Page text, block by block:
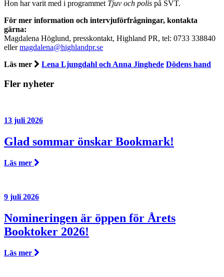
Hon har varit med i programmet Tjuv och polis på SVT.
För mer information och intervjuförfrågningar, kontakta
gärna:
Magdalena Höglund, presskontakt, Highland PR, tel: 0733 338840
ellermagdalena@highlandpr.se
Läs mer
Lena Ljungdahl och Anna Jinghede Dödens hand
Fler nyheter
13 juli 2026
Glad sommar önskar Bookmark!
Läs mer
9 juli 2026
Nomineringen är öppen för Årets
Booktoker 2026!
Läs mer